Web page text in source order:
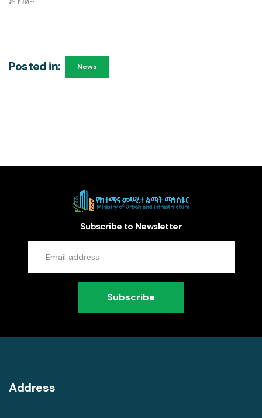
Posted in: News
Subscribe to Newsletter
Subscribe
Address